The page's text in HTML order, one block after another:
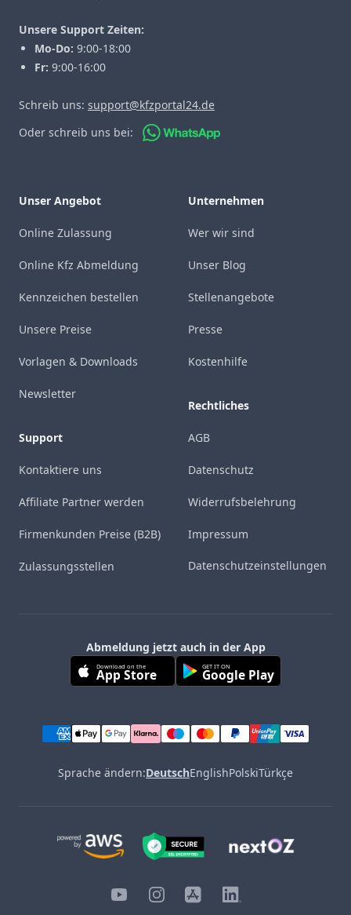
Unsere Support Zeiten:
Mo-Do: 9:00-18:00
Fr: 9:00-16:00
Schreib uns: support@kfzportal24.de
Oder schreib uns bei:
Unser Angebot
Online Zulassung
Online Kfz Abmeldung
Kennzeichen bestellen
Unsere Preise
Vorlagen & Downloads
Newsletter
Support
Kontaktiere uns
Affiliate Partner werden
Firmenkunden Preise (B2B)
Zulassungsstellen
Unternehmen
Wer wir sind
Unser Blog
Stellenangebote
Presse
Kostenhilfe
Rechtliches
AGB
Datenschutz
Widerrufsbelehrung
Impressum
Datenschutzeinstellungen
Abmeldung jetzt auch in der App
Download on the
App Store GET IT ON
Google Play
Sprache ändern:DeutschEnglishPolskiTürkçe
YouTubeInstagram
iOS LinkedIn